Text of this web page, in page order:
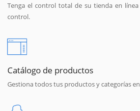
Tenga el control total de su tienda en
control.
Catálogo de productos
Gestiona todos tus productos y categorías